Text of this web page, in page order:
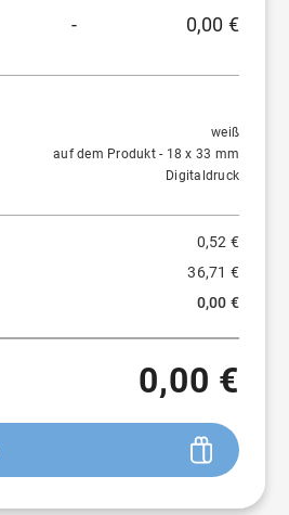
- 0,00 €
weiß
auf dem Produkt - 18 x 33 mm
Digitaldruck
0,52 €
36,71 €
0,00 €
0,00 €